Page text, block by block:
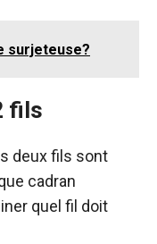
surjeteuse?
fils
deux fils sont
cadran
quel fil doit